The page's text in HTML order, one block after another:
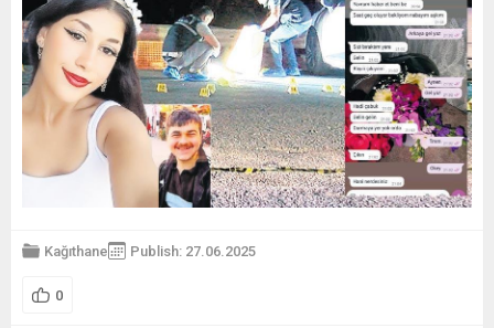
Kağıthane Publish: 27.06.2025
0